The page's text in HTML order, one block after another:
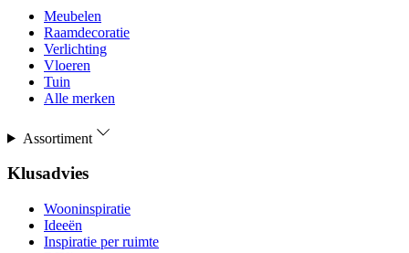
Meubelen
Raamdecoratie
Verlichting
Vloeren
Tuin
Alle merken
Assortiment
Klusadvies
Wooninspiratie
Ideeën
Inspiratie per ruimte